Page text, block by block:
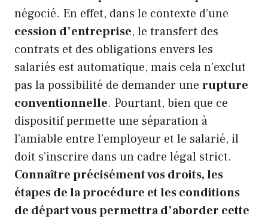
négocié. En effet, dans le contexte d’une
cession d’entreprise, le transfert des
contrats et des obligations envers les
salariés est automatique, mais cela n’exclut
pas la possibilité de demander une rupture
conventionnelle. Pourtant, bien que ce
dispositif permette une séparation à
l’amiable entre l’employeur et le salarié, il
doit s’inscrire dans un cadre légal strict.
Connaître précisément vos droits, les
étapes de la procédure et les conditions
de départ vous permettra d’aborder cette